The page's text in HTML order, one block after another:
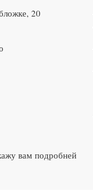
20
вам подробней